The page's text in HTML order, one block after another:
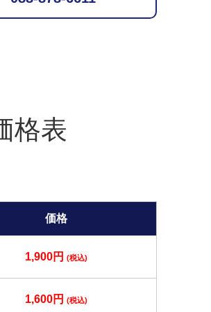
格表
価格
1,900円 (税込)
1,600円 (税込)